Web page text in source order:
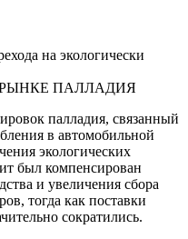
на экологически
ПАЛЛАДИЯ
палладия, связанный
в автомобильной
экологических
был компенсирован
и увеличения сбора
тогда как поставки
сократились.